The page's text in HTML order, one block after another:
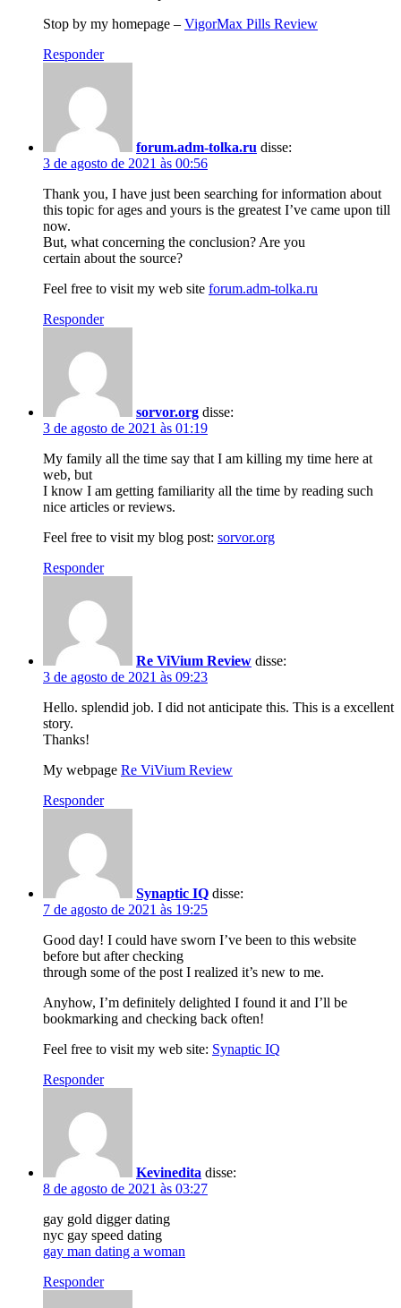
Stop by my homepage – VigorMax Pills Review
Responder
forum.adm-tolka.ru disse:
3 de agosto de 2021 às 00:56
Thank you, I have just been searching for information about
this topic for ages and yours is the greatest I’ve came upon till
now.
But, what concerning the conclusion? Are you
certain about the source?
Feel free to visit my web site forum.adm-tolka.ru
Responder
sorvor.org disse:
3 de agosto de 2021 às 01:19
My family all the time say that I am killing my time here at
web, but
I know I am getting familiarity all the time by reading such
nice articles or reviews.
Feel free to visit my blog post: sorvor.org
Responder
Re ViVium Review disse:
3 de agosto de 2021 às 09:23
Hello. splendid job. I did not anticipate this. This is a excellent
story.
Thanks!
My webpage Re ViVium Review
Responder
Synaptic IQ disse:
7 de agosto de 2021 às 19:25
Good day! I could have sworn I’ve been to this website
before but after checking
through some of the post I realized it’s new to me.
Anyhow, I’m definitely delighted I found it and I’ll be
bookmarking and checking back often!
Feel free to visit my web site: Synaptic IQ
Responder
Kevinedita disse:
8 de agosto de 2021 às 03:27
gay gold digger dating
nyc gay speed dating
gay man dating a woman
Responder